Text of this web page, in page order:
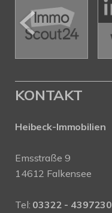
KONTAKT
Heibeck-Immobilien
Emsstraße 9
14612 Falkensee
Tel: 03322 - 4397230